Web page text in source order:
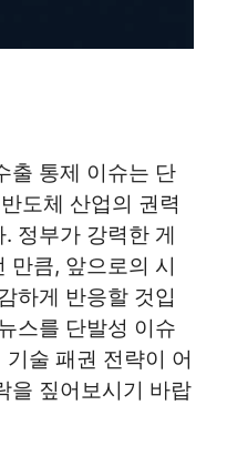
출 통제 이슈는 단
도체 산업의 권력
정부가 강력한 게
만큼, 앞으로의 시
하게 반응할 것입
스를 단발성 이슈
술 패권 전략이 어
을 짚어보시기 바랍